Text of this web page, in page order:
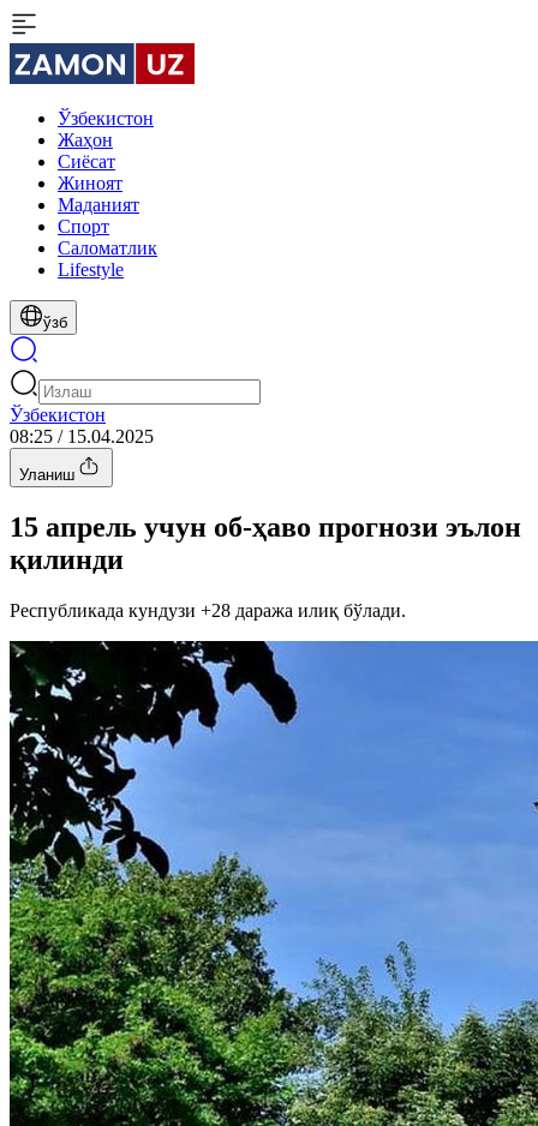
Ўзбекистон
Жаҳон
Сиёсат
Жиноят
Маданият
Спорт
Cаломатлик
Lifestyle
ўзб
Ўзбекистон
08:25 / 15.04.2025
Уланиш
15 апрель учун об-ҳаво прогнози эълон
қилинди
Республикада кундузи +28 даража илиқ бўлади.